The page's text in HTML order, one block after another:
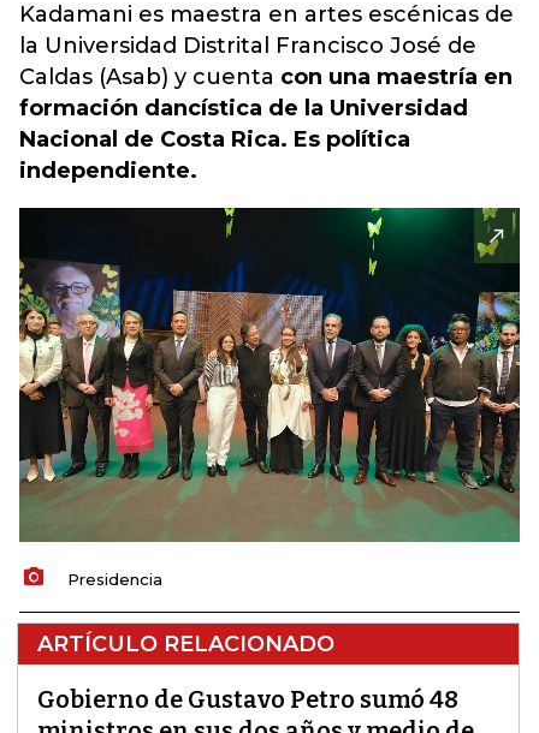
Kadamani es maestra en artes escénicas de
la Universidad Distrital Francisco José de
Caldas (Asab) y cuenta con una maestría en
formación dancística de la Universidad
Nacional de Costa Rica. Es política
independiente.
Presidencia
ARTÍCULO RELACIONADO
Gobierno de Gustavo Petro sumó 48